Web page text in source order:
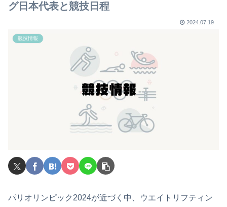
グ日本代表と競技日程
2024.07.19
競技情報
パリオリンピック2024が近づく中、ウエイトリフティン